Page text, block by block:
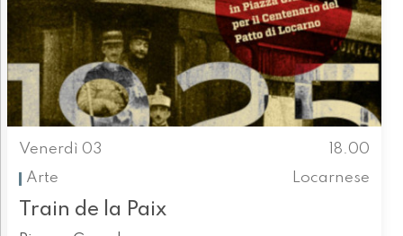
Venerdì 03
18.00
Arte
Locarnese
Train de la Paix